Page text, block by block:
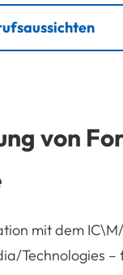
von
mit dem
Technologies –